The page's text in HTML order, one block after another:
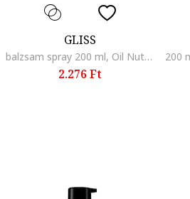
GLISS
balzsam spray 200 ml, Oil Nutritive
2.276 Ft